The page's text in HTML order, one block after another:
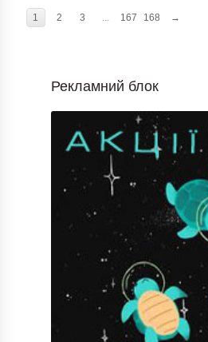
1 2 3 167 168 →
Рекламний блок